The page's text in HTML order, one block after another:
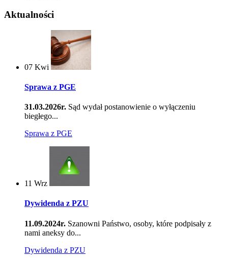
Aktualności
07 Kwi
Sprawa z PGE
31.03.2026r. Sąd wydał postanowienie o wyłączeniu
biegłego...
Sprawa z PGE
11 Wrz
Dywidenda z PZU
11.09.2024r. Szanowni Państwo, osoby, które podpisały z
nami aneksy do...
Dywidenda z PZU